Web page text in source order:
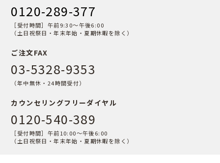
0120-289-377
［受付時間］午前9:30〜午後6:00
（土日祝祭日・年末年始・夏期休暇を除く）
ご注文FAX
03-5328-9353
（年中無休・24時間受付）
カウンセリングフリーダイヤル
0120-540-389
［受付時間］午前10:00〜午後6:00
（土日祝祭日・年末年始・夏期休暇を除く）